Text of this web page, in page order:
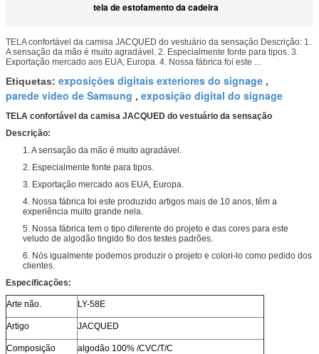
tela de estofamento da cadeira
TELA confortável da camisa JACQUED do vestuário da sensação Descrição: 1.
A sensação da mão é muito agradável. 2. Especialmente fonte para tipos. 3.
Exportação mercado aos EUA, Europa. 4. Nossa fábrica foi este ...
Etiquetas: exposições digitais exteriores do signage ,
parede video de Samsung , exposição digital do signage
TELA confortável da camisa JACQUED do vestuário da sensação
Descrição:
1. A sensação da mão é muito agradável.
2. Especialmente fonte para tipos.
3. Exportação mercado aos EUA, Europa.
4. Nossa fábrica foi este produzido artigos mais de 10 anos, têm a
experiência muito grande nela.
5. Nossa fábrica tem o tipo diferente do projeto e das cores para este
veludo de algodão tingido fio dos testes padrões.
6. Nós igualmente podemos produzir o projeto e colori-lo como pedido dos
clientes.
Especificações:
Arte não. LY-58E
Artigo JACQUED
Composição algodão 100% /CVC/T/C